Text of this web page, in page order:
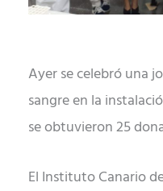
Ayer se celebró una
sangre en la
se obtuvieron 25
El Instituto Canario